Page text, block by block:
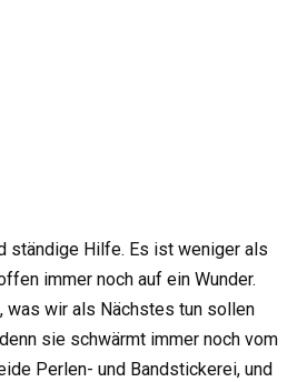
ständige Hilfe. Es ist weniger als
immer noch auf ein Wunder.
was wir als Nächstes tun sollen
sie schwärmt immer noch vom
Perlen- und Bandstickerei, und